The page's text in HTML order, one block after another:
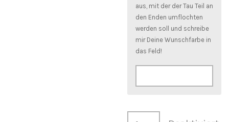
aus, mit der der Tau Teil an
den Enden umflochten
werden soll und schreibe
mir Deine Wunschfarbe in
das Feld!